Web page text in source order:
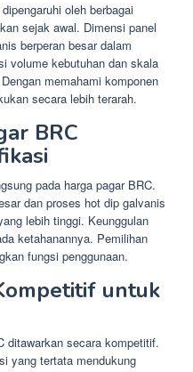
oleh berbagai
sejak awal. Dimensi panel
berperan besar dalam
volume kebutuhan dan skala
memahami komponen
secara lebih terarah.
BRC
pada harga pagar BRC.
dan proses hot dip galvanis
lebih tinggi. Keunggulan
ketahanannya. Pemilihan
fungsi penggunaan.
untuk
ditawarkan secara kompetitif.
yang tertata mendukung